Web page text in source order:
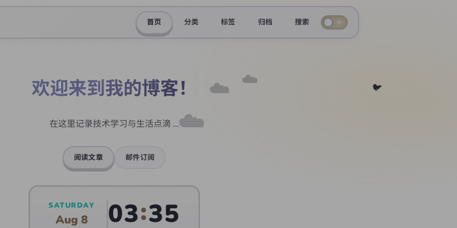
首页 分类 标签 归档 搜索 ☀️
欢迎来到我的博客！
在这里记录技术学习与生活点滴 ...
阅读文章 邮件订阅
SATURDAY
Aug 8 03 35